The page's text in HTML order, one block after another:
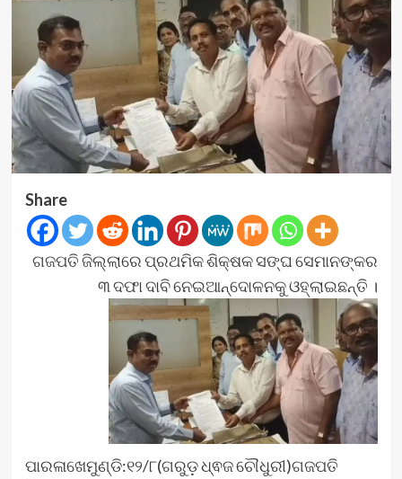
Share
ଗଜପତି ଜିଲ୍ଲାରେ ପ୍ରଥମିକ ଶିକ୍ଷକ ସଙ୍ଘ ସେମାନଙ୍କର
୩ ଦଫା ଦାବି ନେଇଆନ୍ଦୋଳନକୁ ଓହ୍ଲାଇଛନ୍ତି ।
ପାରଳାଖେମୁଣ୍ଡି:୧୨/୮(ଗରୁଡ଼ ଧ୍ଵଜ ଚୌଧୁରୀ)ଗଜପତି